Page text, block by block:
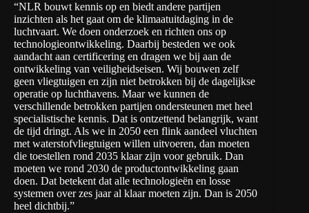
“NLR bouwt kennis op en biedt andere partijen
inzichten als het gaat om de klimaatuitdaging in de
luchtvaart. We doen onderzoek en richten ons op
technologieontwikkeling. Daarbij besteden we ook
aandacht aan certificering en dragen we bij aan de
ontwikkeling van veiligheidseisen. Wij bouwen zelf
geen vliegtuigen en zijn niet betrokken bij de dagelijkse
operatie op luchthavens. Maar we kunnen de
verschillende betrokken partijen ondersteunen met heel
specialistische kennis. Dat is ontzettend belangrijk, want
de tijd dringt. Als we in 2050 een flink aandeel vluchten
met waterstofvliegtuigen willen uitvoeren, dan moeten
die toestellen rond 2035 klaar zijn voor gebruik. Dan
moeten we rond 2030 de productontwikkeling gaan
doen. Dat betekent dat alle technologieën en losse
systemen over zes jaar al klaar moeten zijn. Dan is 2050
heel dichtbij.”